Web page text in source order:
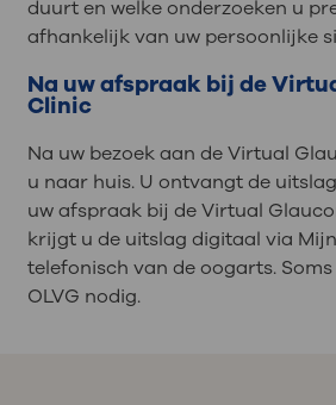
duurt en welke onderzoeken u
afhankelijk van uw persoonlijke
Na uw afspraak bij de
Clinic
Na uw bezoek aan de Virtual
u naar huis. U ontvangt de
uw afspraak bij de Virtual
krijgt u de uitslag digitaal via
telefonisch van de oogarts.
OLVG nodig.